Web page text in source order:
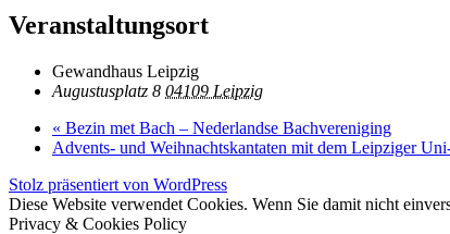
Veranstaltungsort
Gewandhaus Leipzig
Augustusplatz 8 04109 Leipzig
« Bezin met Bach – Nederlandse Bachvereniging
Advents- und Weihnachtskantaten mit dem Leipziger
Stolz präsentiert von WordPress
Diese Website verwendet Cookies. Wenn Sie damit nicht
Privacy & Cookies Policy